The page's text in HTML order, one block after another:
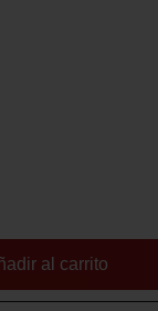
al carrito